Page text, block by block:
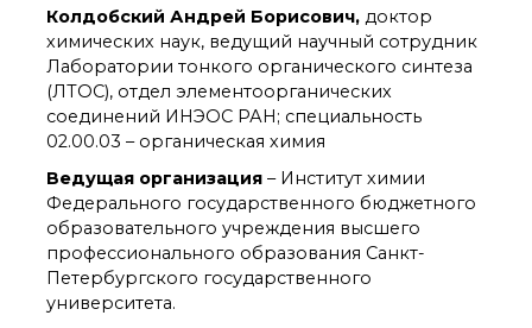
Крупный научный
проект
по приоритетным
направлениям НТР РФ
Защита диссертаций
Набор студентов
Рекомендации ВАК
о типовых нарушениях
Колдобский Андрей Борисович, доктор
химических наук, ведущий научный сотрудник
Лаборатории тонкого органического синтеза
(ЛТОС), отдел элементоорганических
соединений ИНЭОС РАН; специальность
02.00.03 – органическая химия
Ведущая организация – Институт химии
Федерального государственного бюджетного
образовательного учреждения высшего
профессионального образования Санкт-
Петербургского государственного
университета.